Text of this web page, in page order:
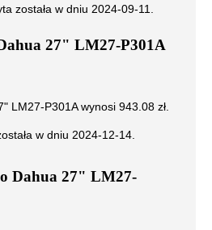
została w dniu 2024-09-11
27" LM27-P301A
LM27-P301Awynosi 943.08 zł.
w dniu 2024-12-14
Dahua 27" LM27-